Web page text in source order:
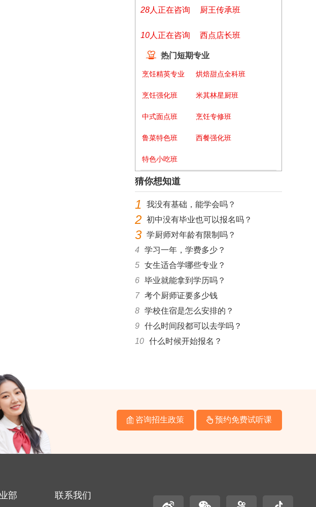
28人正在咨询 厨王传承班
10人正在咨询 西点店长班
热门短期专业
烹饪精英专业
烹饪强化班
中式面点班
鲁菜特色班
特色小吃班
烘焙甜点全科班
米其林星厨班
烹饪专修班
西餐强化班
猜你想知道
1 我没有基础，能学会吗？
2 初中没有毕业也可以报名吗？
3 学厨师对年龄有限制吗？
4
学习一年，学费多少？
5 女生适合学哪些专业？
6 毕业就能拿到学历吗？
7 考个厨师证要多少钱
8 学校住宿是怎么安排的？
9 什么时间段都可以去学吗？
10 什么时候开始报名？
咨询招生政策 预约免费试听课
部 联系我们